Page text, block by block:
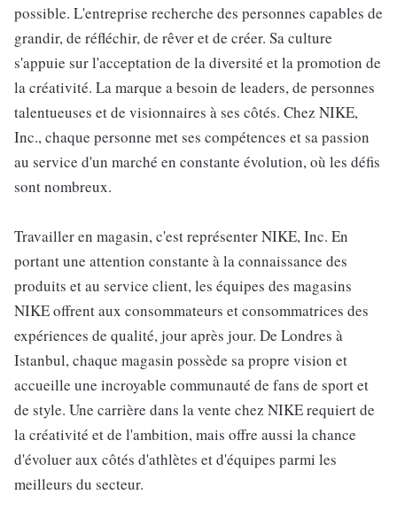
possible. L'entreprise recherche des personnes capables de
grandir, de réfléchir, de rêver et de créer. Sa culture
s'appuie sur l'acceptation de la diversité et la promotion de
la créativité. La marque a besoin de leaders, de personnes
talentueuses et de visionnaires à ses côtés. Chez NIKE,
Inc., chaque personne met ses compétences et sa passion
au service d'un marché en constante évolution, où les défis
sont nombreux.
Travailler en magasin, c'est représenter NIKE, Inc. En
portant une attention constante à la connaissance des
produits et au service client, les équipes des magasins
NIKE offrent aux consommateurs et consommatrices des
expériences de qualité, jour après jour. De Londres à
Istanbul, chaque magasin possède sa propre vision et
accueille une incroyable communauté de fans de sport et
de style. Une carrière dans la vente chez NIKE requiert de
la créativité et de l'ambition, mais offre aussi la chance
d'évoluer aux côtés d'athlètes et d'équipes parmi les
meilleurs du secteur.